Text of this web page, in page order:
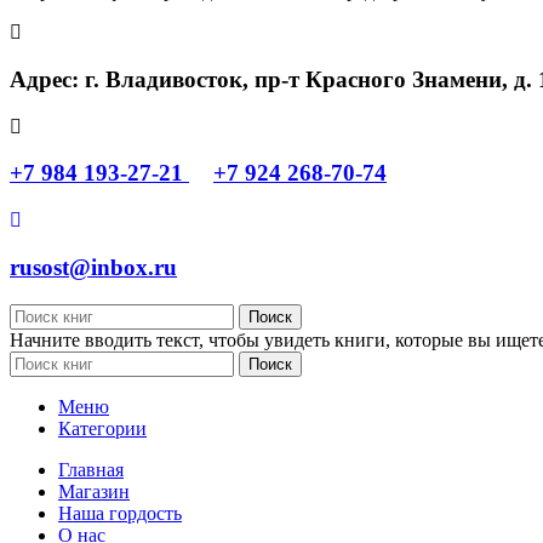
Адрес: г. Владивосток, пр-т Красного Знамени, д.
+7 984 193-27-21 +7 924 268-70-74
rusost@inbox.ru
Поиск
Начните вводить текст, чтобы увидеть книги, которые вы
Поиск
Меню
Категории
Главная
Магазин
Наша гордость
О нас